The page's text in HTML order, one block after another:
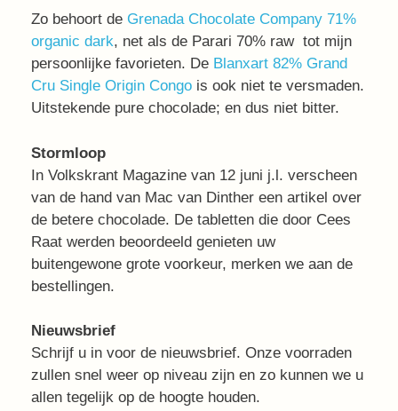
Zo behoort de Grenada Chocolate Company 71%
organic dark, net als de Parari 70% raw tot mijn
persoonlijke favorieten. De Blanxart 82% Grand
Cru Single Origin Congo is ook niet te versmaden.
Uitstekende pure chocolade; en dus niet bitter.
Stormloop
In Volkskrant Magazine van 12 juni j.l. verscheen
van de hand van Mac van Dinther een artikel over
de betere chocolade. De tabletten die door Cees
Raat werden beoordeeld genieten uw
buitengewone grote voorkeur, merken we aan de
bestellingen.
Nieuwsbrief
Schrijf u in voor de nieuwsbrief. Onze voorraden
zullen snel weer op niveau zijn en zo kunnen we u
allen tegelijk op de hoogte houden.